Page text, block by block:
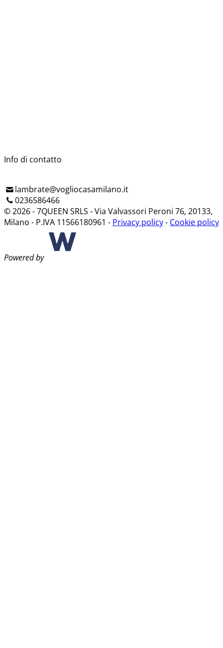
Info di contatto
lambrate@vogliocasamilano.it
0236586466
© 2026 - 7QUEEN SRLS - Via Valvassori Peroni 76, 20133,
Milano - P.IVA 11566180961 - Privacy policy- Cookie policy
Powered by